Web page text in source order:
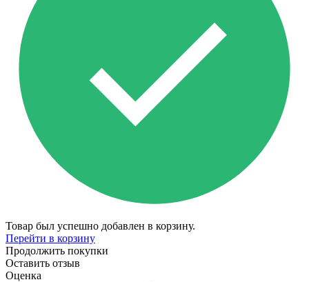
Товар был успешно добавлен в корзину.
Перейти в корзину
Продолжить покупки
Оставить отзыв
Оценка